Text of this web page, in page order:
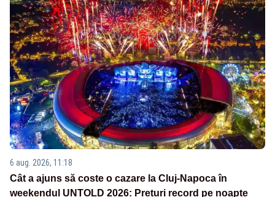
6 aug. 2026, 11:18
Cât a ajuns să coste o cazare la Cluj-Napoca în
weekendul UNTOLD 2026: Prețuri record pe noapte